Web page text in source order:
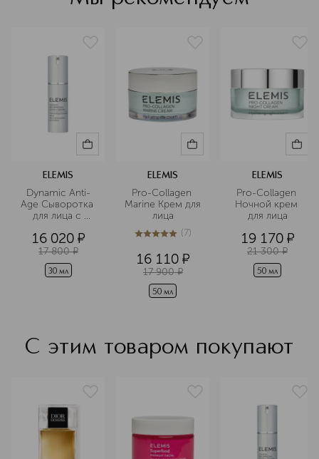
Leuconostoc/Radish Root Ferment Filtrate, Citronellol,
ELEMIS
Dynamic Anti-
Age Сыворотка
для лица с
16 020 ¤
17 800 ¤
30 мл
ELEMIS
Pro-Collagen
Marine Крем для
лица
5из 57 (7)
16 110 ¤
17 900 ¤
50 мл
ELEMIS
Pro-Collagen
Ночной крем
для лица
19 170 ¤
21 300 ¤
50 мл
С этим товаром покупают